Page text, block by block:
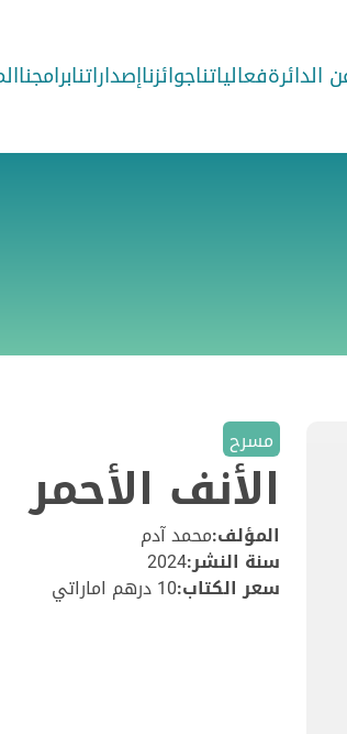
الدائرةفعالياتناجوائزناإصداراتنابرامجنا
مسرح
الأنف الأحمر
المؤلف:محمد آدم
سنة النشر:2024
سعر الكتاب:10 درهم اماراتي